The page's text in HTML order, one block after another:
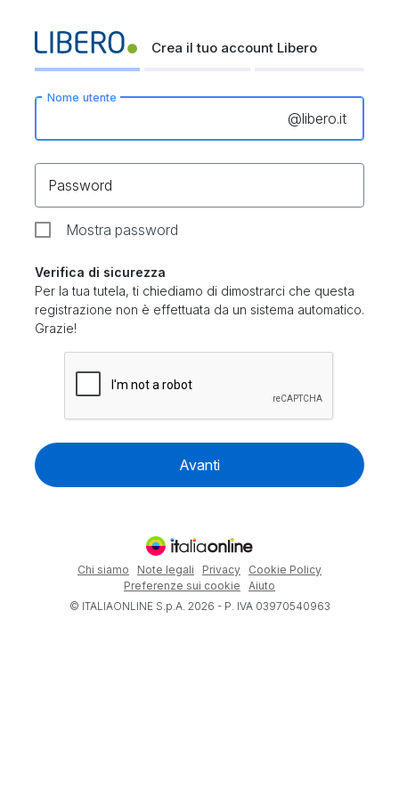
Crea il tuo account Libero
Nome utente
@libero.it
Password
Mostra password
Verifica di sicurezza
Per la tua tutela, ti chiediamo di dimostrarci che questa
registrazione non è effettuata da un sistema automatico.
Grazie!
Avanti
Chi siamo Note legali Privacy
Cookie Policy
Preferenze sui cookie
Aiuto
© ITALIAONLINE S.p.A. 2026 - P. IVA 03970540963